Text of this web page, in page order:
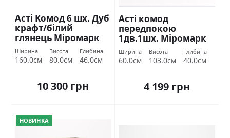
Асті Комод 6 шх. Дуб
крафт/білий
глянець Міромарк
Ширина
160.0см
Висота
80.0см
Глибина
46.0см
10 300 грн
Асті комод
передпокою
1дв.1шх. Міромарк
Ширина
60.0см
Висота
103.0см
Глибина
40.0см
4 199 грн
НОВИНКА